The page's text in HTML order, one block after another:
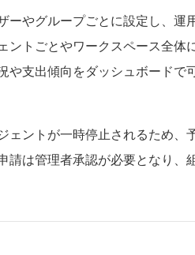
ーやグループごとに設定し、運
ントごとやワークスペース全体
や支出傾向をダッシュボードで
ェントが一時停止されるため、
請は管理者承認が必要となり、